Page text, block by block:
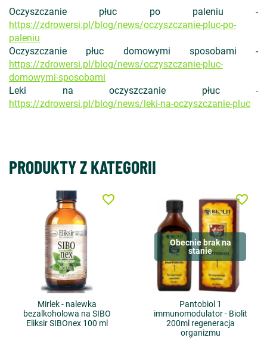
Oczyszczanie płuc po paleniu -
https://zdrowersi.pl/blog/news/oczyszczanie-pluc-po-
paleniu
Oczyszczanie płuc domowymi sposobami -
https://zdrowersi.pl/blog/news/oczyszczanie-pluc-
domowymi-sposobami
Leki na oczyszczanie płuc -
https://zdrowersi.pl/blog/news/leki-na-oczyszczanie-pluc
PRODUKTY Z KATEGORII
Mirlek - nalewka
bezalkoholowa na SIBO
Eliksir SIBOnex 100 ml
favorite_border
Obecnie brak na
stanie
Pantobiol 1
immunomodulator - Biolit
200ml regeneracja
organizmu
favorite_border